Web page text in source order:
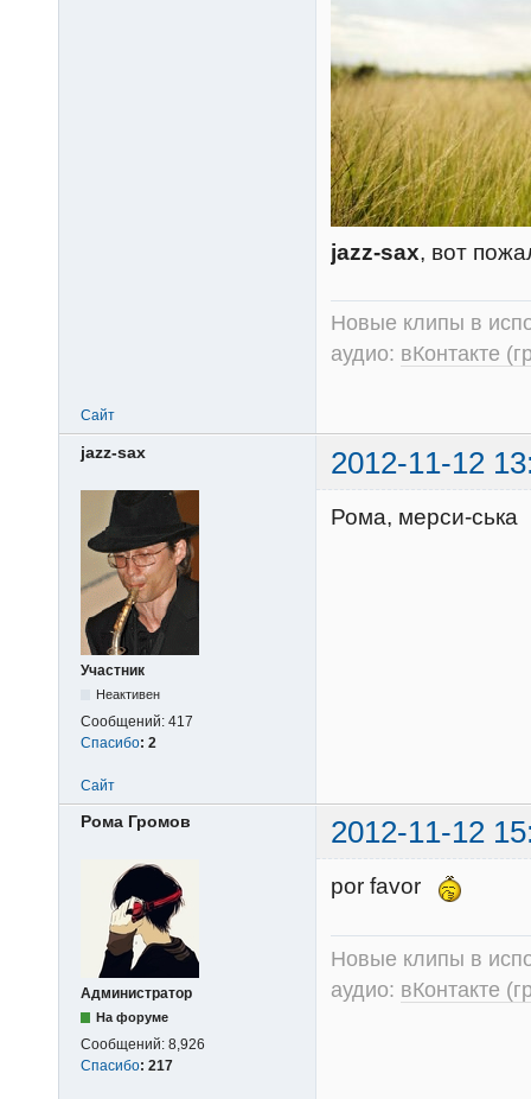
jazz-sax, вот
Новые клипы в
аудио: вКонтакте
Сайт
jazz-sax 2012-11-12
Участник
Неактивен
Сообщений: 417
Спасибо: 2
Рома, мерси-ська
Сайт
Рома Громов 2012-11-12
Администратор
На форуме
Сообщений: 8,926
Спасибо: 217
por favor
Новые клипы в
аудио: вКонтакте